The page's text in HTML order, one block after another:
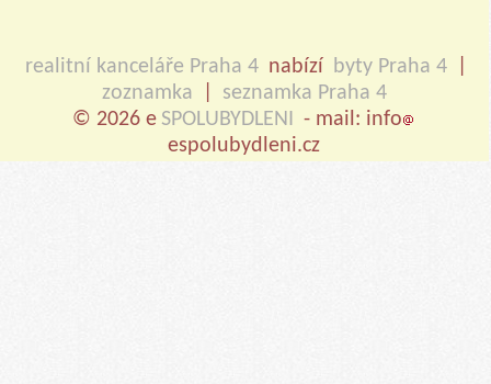
realitní kanceláře Praha 4 nabízí byty Praha 4
zoznamka
seznamka Praha 4
© 2026 e SPOLUBYDLENI - mail: info
espolubydleni.cz